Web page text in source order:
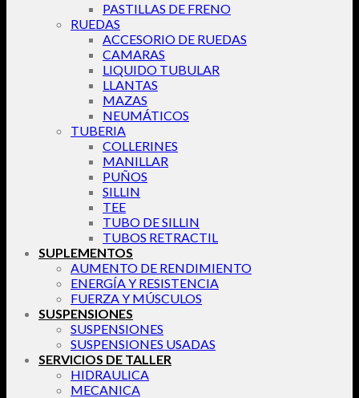
PASTILLAS DE FRENO
RUEDAS
ACCESORIO DE RUEDAS
CAMARAS
LIQUIDO TUBULAR
LLANTAS
MAZAS
NEUMÁTICOS
TUBERIA
COLLERINES
MANILLAR
PUÑOS
SILLIN
TEE
TUBO DE SILLIN
TUBOS RETRACTIL
SUPLEMENTOS
AUMENTO DE RENDIMIENTO
ENERGÍA Y RESISTENCIA
FUERZA Y MÚSCULOS
SUSPENSIONES
SUSPENSIONES
SUSPENSIONES USADAS
SERVICIOS DE TALLER
HIDRAULICA
MECANICA